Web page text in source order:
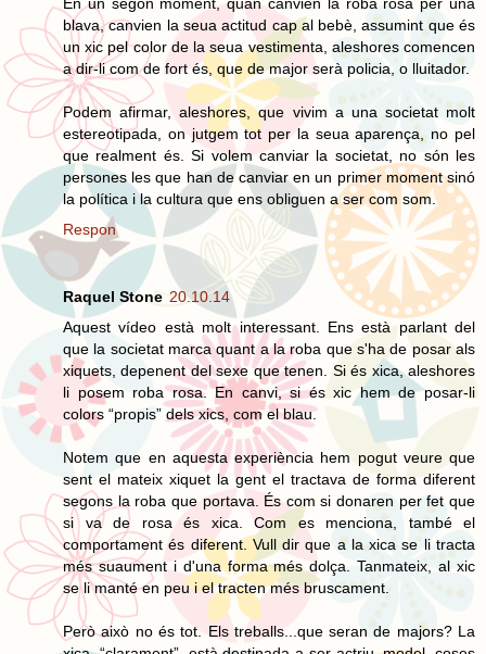
En un segon moment, quan canvien la roba rosa per una
blava, canvien la seua actitud cap al bebè, assumint que és
un xic pel color de la seua vestimenta, aleshores comencen
a dir-li com de fort és, que de major serà policia, o lluitador.
Podem afirmar, aleshores, que vivim a una societat molt
estereotipada, on jutgem tot per la seua aparença, no pel
que realment és. Si volem canviar la societat, no són les
persones les que han de canviar en un primer moment sinó
la política i la cultura que ens obliguen a ser com som.
Respon
Raquel Stone 20.10.14
Aquest vídeo està molt interessant. Ens està parlant del
que la societat marca quant a la roba que s'ha de posar als
xiquets, depenent del sexe que tenen. Si és xica, aleshores
li posem roba rosa. En canvi, si és xic hem de posar-li
colors “propis” dels xics, com el blau.
Notem que en aquesta experiència hem pogut veure que
sent el mateix xiquet la gent el tractava de forma diferent
segons la roba que portava. És com si donaren per fet que
si va de rosa és xica. Com es menciona, també el
comportament és diferent. Vull dir que a la xica se li tracta
més suaument i d'una forma més dolça. Tanmateix, al xic
se li manté en peu i el tracten més bruscament.
Però això no és tot. Els treballs...que seran de majors? La